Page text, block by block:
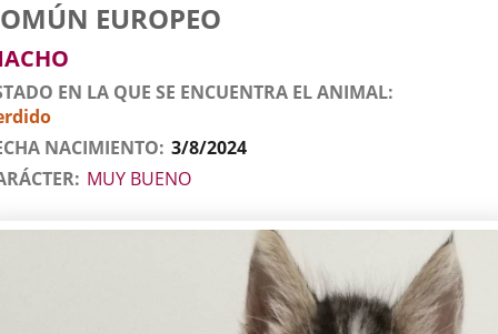
EUROPEO
EN LA QUE SE ENCUENTRA EL ANIMAL
NACIMIENTO 3/8/2024
MUY BUENO